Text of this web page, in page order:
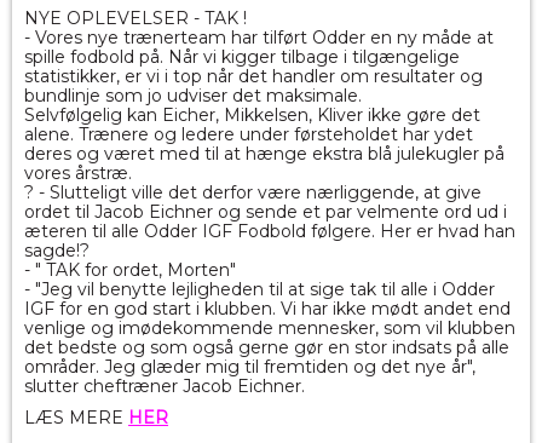
NYE OPLEVELSER - TAK !
- Vores nye trænerteam har tilført Odder en ny måde at
spille fodbold på. Når vi kigger tilbage i tilgængelige
statistikker, er vi i top når det handler om resultater og
bundlinje som jo udviser det maksimale.
Selvfølgelig kan Eicher, Mikkelsen, Kliver ikke gøre det
alene. Trænere og ledere under førsteholdet har ydet
deres og været med til at hænge ekstra blå julekugler på
vores årstræ.
? - Slutteligt ville det derfor være nærliggende, at give
ordet til Jacob Eichner og sende et par velmente ord ud i
æteren til alle Odder IGF Fodbold følgere. Her er hvad han
sagde!?
- " TAK for ordet, Morten"
- "Jeg vil benytte lejligheden til at sige tak til alle i Odder
IGF for en god start i klubben. Vi har ikke mødt andet end
venlige og imødekommende mennesker, som vil klubben
det bedste og som også gerne gør en stor indsats på alle
områder. Jeg glæder mig til fremtiden og det nye år",
slutter cheftræner Jacob Eichner.
LÆS MERE HER